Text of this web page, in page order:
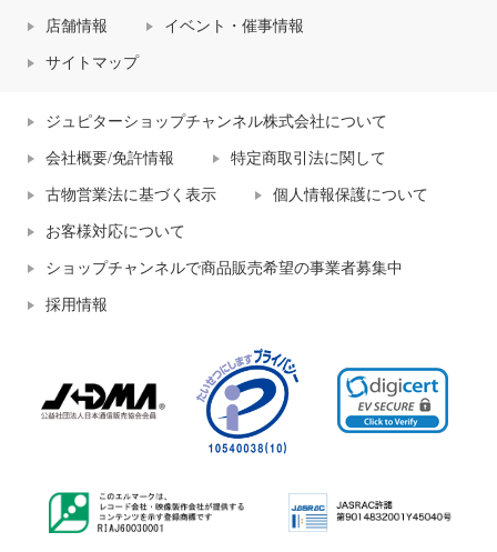
店舗情報 イベント・催事情報
サイトマップ
ジュピターショップチャンネル株式会社について
会社概要/免許情報 特定商取引法に関して
古物営業法に基づく表示 個人情報保護について
お客様対応について
ショップチャンネルで商品販売希望の事業者募集中
採用情報